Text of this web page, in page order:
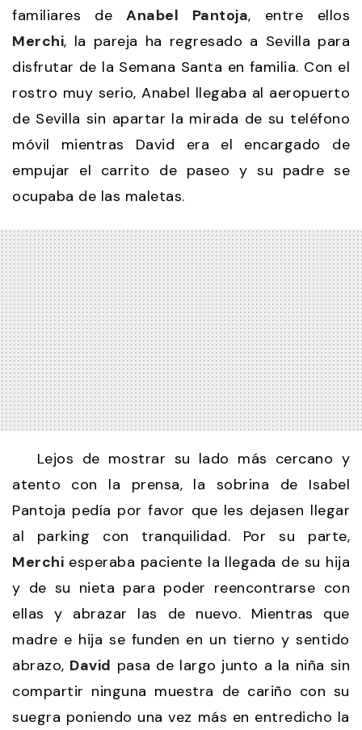
familiares deAnabel Pantoja, entre ellos
Merchi, la pareja ha regresado a Sevilla para
disfrutar de la Semana Santa en familia. Con el
rostro muy serio, Anabel llegaba al aeropuerto
de Sevilla sin apartar la mirada de su teléfono
móvil mientras David era el encargado de
empujar el carrito de paseo y su padre se
ocupaba de las maletas.
Lejos de mostrar su lado más cercano y
atento con la prensa, la sobrina de Isabel
Pantoja pedía por favor que les dejasen llegar
al parking con tranquilidad. Por su parte,
Merchi esperaba paciente la llegada de su hija
y de su nieta para poder reencontrarse con
ellas y abrazar las de nuevo. Mientras que
madre e hija se funden en un tierno y sentido
abrazo, David pasa de largo junto a la niña sin
compartir ninguna muestra de cariño con su
suegra poniendo una vez más en entredicho la